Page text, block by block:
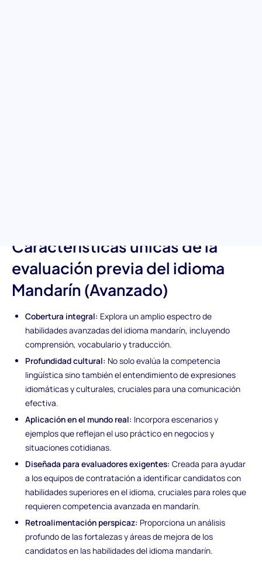
Características únicas de la
evaluación previa del idioma
Mandarín (Avanzado)
Cobertura integral: Explora un amplio espectro de
habilidades avanzadas del idioma mandarín, incluyendo
comprensión, vocabulario y traducción.
Profundidad cultural: No solo evalúa la competencia
lingüística sino también el entendimiento de expresiones
idiomáticas y culturales, cruciales para una comunicación
efectiva.
Aplicación en el mundo real: Incorpora escenarios y
ejemplos que reflejan el uso práctico en negocios y
situaciones cotidianas.
Diseñada para evaluadores exigentes: Creada para ayudar
a los equipos de contratación a identificar candidatos con
habilidades superiores en el idioma, cruciales para roles que
requieren competencia avanzada en mandarín.
Retroalimentación perspicaz: Proporciona un análisis
profundo de las fortalezas y áreas de mejora de los
candidatos en las habilidades del idioma mandarín.